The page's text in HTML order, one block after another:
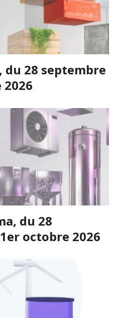
du 28 septembre
du 28
octobre 2026